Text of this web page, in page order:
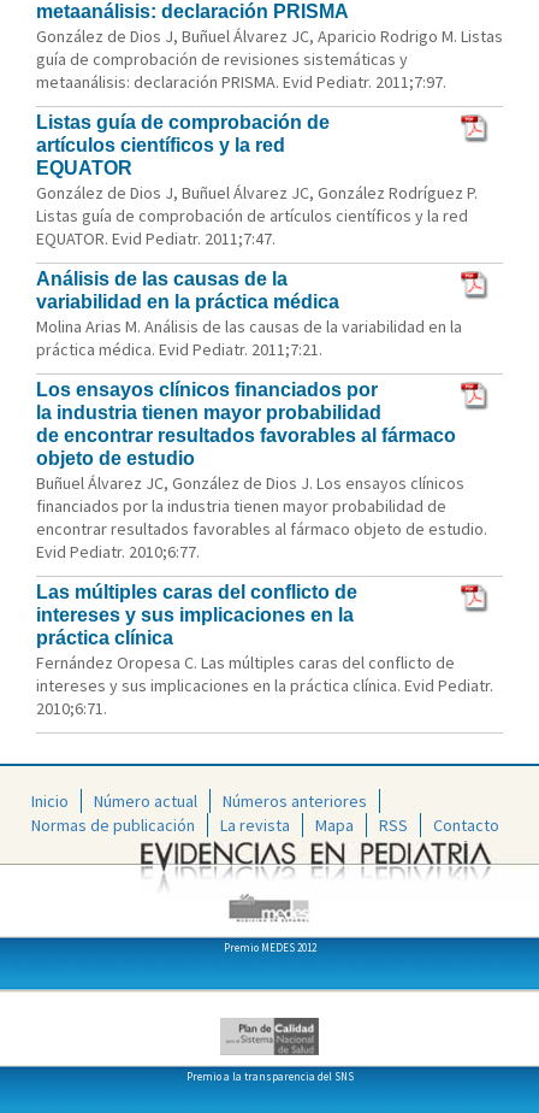
metaanálisis: declaración PRISMA
González de Dios J, Buñuel Álvarez JC, Aparicio Rodrigo M. Listas
guía de comprobación de revisiones sistemáticas y
metaanálisis: declaración PRISMA. Evid Pediatr. 2011;7:97.
Listas guía de comprobación de
artículos científicos y la red
EQUATOR
González de Dios J, Buñuel Álvarez JC, González Rodríguez P.
Listas guía de comprobación de artículos científicos y la red
EQUATOR. Evid Pediatr. 2011;7:47.
Análisis de las causas de la
variabilidad en la práctica médica
Molina Arias M. Análisis de las causas de la variabilidad en la
práctica médica. Evid Pediatr. 2011;7:21.
Los ensayos clínicos financiados por
la industria tienen mayor probabilidad
de encontrar resultados favorables al fármaco
objeto de estudio
Buñuel Álvarez JC, González de Dios J. Los ensayos clínicos
financiados por la industria tienen mayor probabilidad de
encontrar resultados favorables al fármaco objeto de estudio.
Evid Pediatr. 2010;6:77.
Las múltiples caras del conflicto de
intereses y sus implicaciones en la
práctica clínica
Fernández Oropesa C. Las múltiples caras del conflicto de
intereses y sus implicaciones en la práctica clínica. Evid Pediatr.
2010;6:71.
Inicio Número actual
Números anteriores
Normas de publicación
La revista Mapa RSS Contacto
Premio MEDES 2012
Premio a la transparencia del SNS